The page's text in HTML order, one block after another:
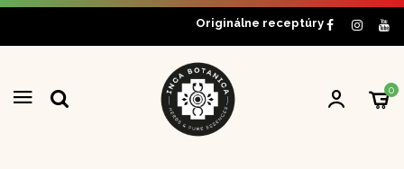
Originálne receptúry
0